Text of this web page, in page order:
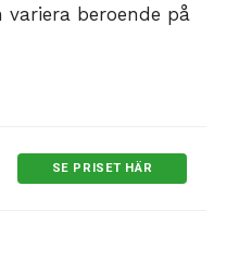
variera beroende på
SE PRISET HÄR